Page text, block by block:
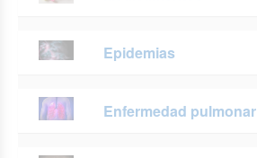
Epidemias
Enfermedad pulmonar